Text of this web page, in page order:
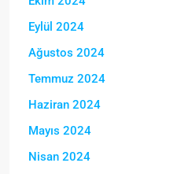
Eylül 2024
Ağustos 2024
Temmuz 2024
Haziran 2024
Mayıs 2024
Nisan 2024